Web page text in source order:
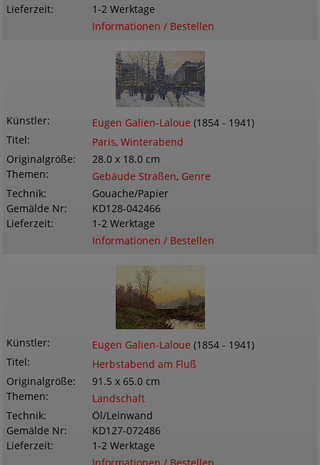
Lieferzeit
1-2 Werktage
Informationen / Bestellen
Künstler Eugen Galien-Laloue (1854 - 1941)
Titel
Paris, Winterabend
Originalgröße
28.0 x 18.0 cm
Themen
Gebäude Straßen, Genre
Technik
Gouache/Papier
Gemälde Nr
KD128-042466
Lieferzeit
1-2 Werktage
Informationen / Bestellen
Künstler Eugen Galien-Laloue (1854 - 1941)
Titel
Herbstabend am Fluß
Originalgröße
91.5 x 65.0 cm
Themen
Landschaft
Technik
Öl/Leinwand
Gemälde Nr
KD127-072486
Lieferzeit
1-2 Werktage